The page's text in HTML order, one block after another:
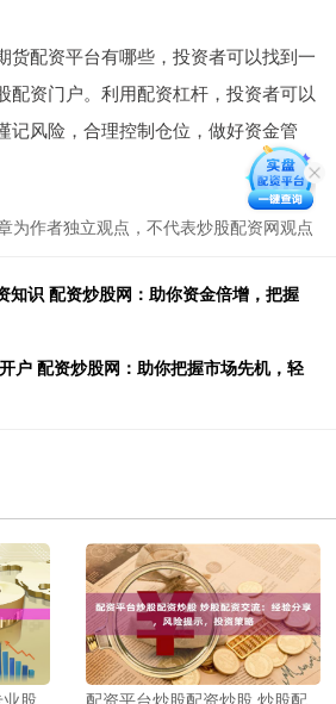
货配资平台有哪些，投资者可以找到一
配资门户。利用配资杠杆，投资者可以
记风险，合理控制仓位，做好资金管
为作者独立观点，不代表炒股配资网观点
知识 配资炒股网：助你资金倍增，把握
户 配资炒股网：助你把握市场先机，轻